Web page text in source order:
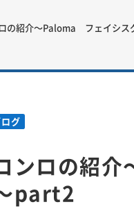
の紹介～Paloma フェイシス
グ
ンロの紹
part2